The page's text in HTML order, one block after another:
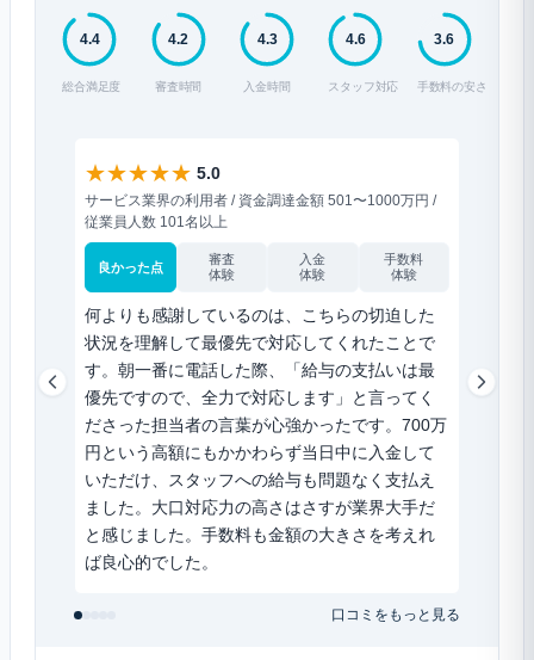
4.4
総合満足度
4.2
審査時間
4.3
入金時間
4.6
スタッフ対応
3.6
手数料の安さ
★★★★★ 5.0
サービス業界の利用者 / 資金調達金額 501〜1000万円 /
従業員人数 101名以上
良かった点
審査
体験
入金
体験
手数料
体験
何よりも感謝しているのは、こちらの切迫した
状況を理解して最優先で対応してくれたことで
す。朝一番に電話した際、「給与の支払いは最
優先ですので、全力で対応します」と言ってく
ださった担当者の言葉が心強かったです。700万
円という高額にもかかわらず当日中に入金して
いただけ、スタッフへの給与も問題なく支払え
ました。大口対応力の高さはさすが業界大手だ
と感じました。手数料も金額の大きさを考えれ
ば良心的でした。
積もり
り良い
口コミをもっと見る